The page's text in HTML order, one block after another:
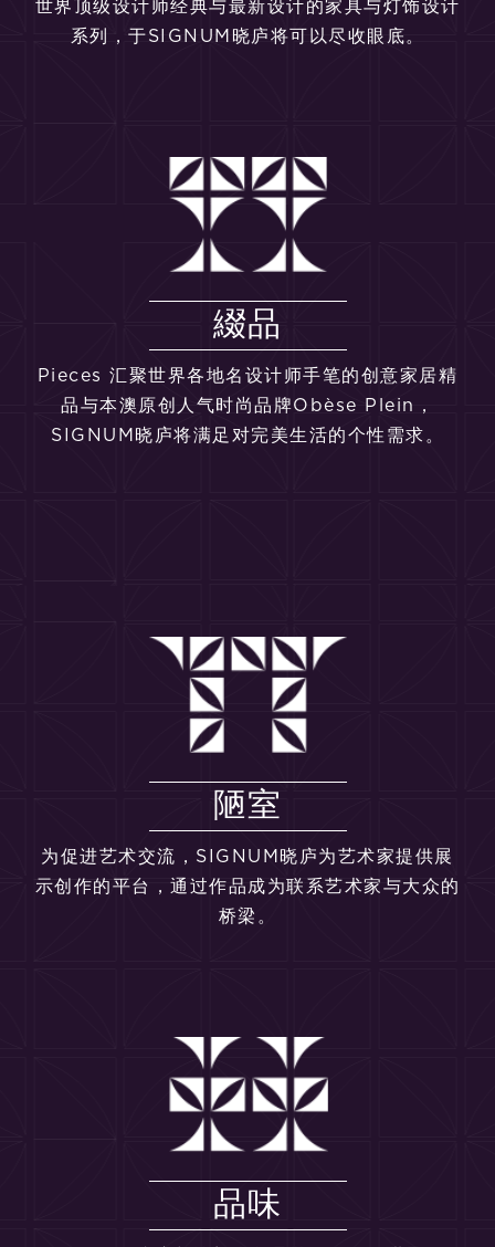
世界顶级设计师经典与最新设计的家具与灯饰设计
系列，于SIGNUM晓庐将可以尽收眼底。
綴品
Pieces 汇聚世界各地名设计师手笔的创意家居精
品与本澳原创人气时尚品牌Obèse Plein，
SIGNUM晓庐将满足对完美生活的个性需求。
陋室
为促进艺术交流，SIGNUM晓庐为艺术家提供展
示创作的平台，通过作品成为联系艺术家与大众的
桥梁。
品味